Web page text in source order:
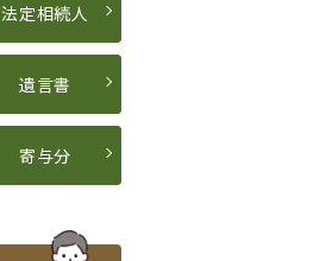
法定相続人
遺言書
寄与分